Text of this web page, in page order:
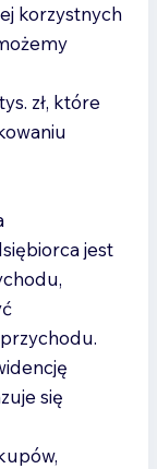
korzystnych
zł, które
jest
się